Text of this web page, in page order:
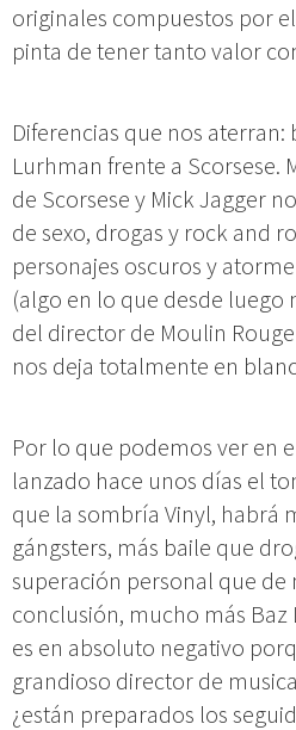
originales compuestos por
pinta de tener tanto valor
Diferencias que nos aterran:
Lurhman frente a Scorsese.
de Scorsese y Mick Jagger
de sexo, drogas y rock and
personajes oscuros y
(algo en lo que desde luego
del director de Moulin
nos deja totalmente en
Por lo que podemos ver en
lanzado hace unos días el
que la sombría Vinyl, habrá
gángsters, más baile que
superación personal que de
conclusión, mucho más
es en absoluto negativo
grandioso director de
¿están preparados los